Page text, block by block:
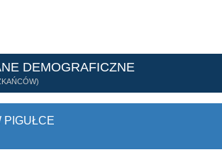
DEMOGRAFICZNE
PIGUŁCE